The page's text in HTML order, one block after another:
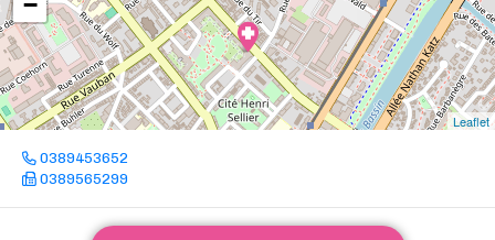
Leaflet
0389453652
0389565299